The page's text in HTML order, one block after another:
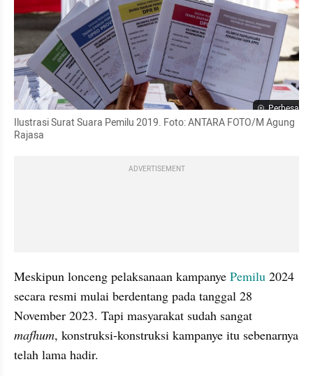
Perbesar
Ilustrasi Surat Suara Pemilu 2019. Foto: ANTARA FOTO/M Agung
Rajasa
ADVERTISEMENT
Meskipun lonceng pelaksanaan kampanye Pemilu 2024
secara resmi mulai berdentang pada tanggal 28
November 2023. Tapi masyarakat sudah sangat
mafhum, konstruksi-konstruksi kampanye itu sebenarnya
telah lama hadir.